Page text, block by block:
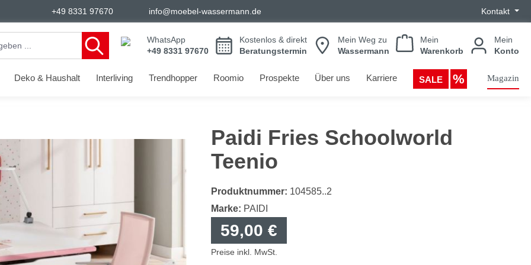
+49 8331 97670 info@moebel-wassermann.de Kontakt
WhatsApp
+49 8331 97670
Kostenlos & direkt
Beratungstermin
Mein Weg zu
Wassermann
Mein
Warenkorb
Mein
Konto
Deko & Haushalt Interliving Trendhopper Roomio Prospekte Über uns Karriere SALE Magazin
Paidi Fries Schoolworld
Teenio
Produktnummer: 104585..2
Marke: PAIDI
59,00 €
Preise inkl. MwSt.